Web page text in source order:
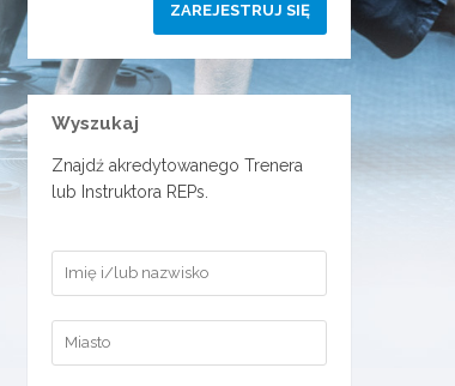
ZAREJESTRUJ SIĘ
Wyszukaj
Znajdź akredytowanego Trenera
lub Instruktora REPs.